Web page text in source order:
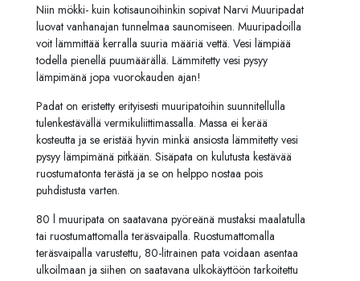
Niin mökki- kuin kotisaunoihinkin sopivat Narvi Muuripadat
luovat vanhanajan tunnelmaa saunomiseen. Muuripadoilla
voit lämmittää kerralla suuria määriä vettä. Vesi lämpiää
todella pienellä puumäärällä. Lämmitetty vesi pysyy
lämpimänä jopa vuorokauden ajan!
Padat on eristetty erityisesti muuripatoihin suunnitellulla
tulenkestävällä vermikuliittimassalla. Massa ei kerää
kosteutta ja se eristää hyvin minkä ansiosta lämmitetty vesi
pysyy lämpimänä pitkään. Sisäpata on kulutusta kestävää
ruostumatonta terästä ja se on helppo nostaa pois
puhdistusta varten.
80 l muuripata on saatavana pyöreänä mustaksi maalatulla
tai ruostumattomalla teräsvaipalla. Ruostumattomalla
teräsvaipalla varustettu, 80-litrainen pata voidaan asentaa
ulkoilmaan ja siihen on saatavana ulkokäyttöön tarkoitettu